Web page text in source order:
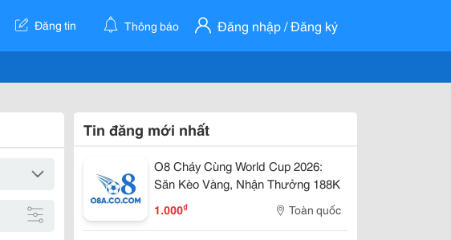
Đăng tin Thông báo Đăng nhập / Đăng ký
Tin đăng mới nhất
O8 Cháy Cùng World Cup 2026:
Săn Kèo Vàng, Nhận Thưởng 188K
1.000₫ Toàn quốc